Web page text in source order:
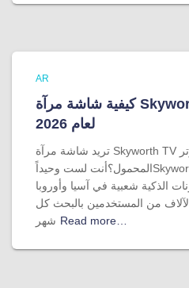
AR
كيفية شاشة مرآة Skyworth TV: 4 طرق سهلة
لعام 2026
تريد شاشة مرآة Skyworth TV من هاتفك أو جهاز الكمبيوتر
المحمول؟أنت لست وحيداًSkyworth هي واحدة من أكثر
الذكية شعبية في آسيا وأوروبا
من المستخدمين بالبحث كل
شهر Read more…